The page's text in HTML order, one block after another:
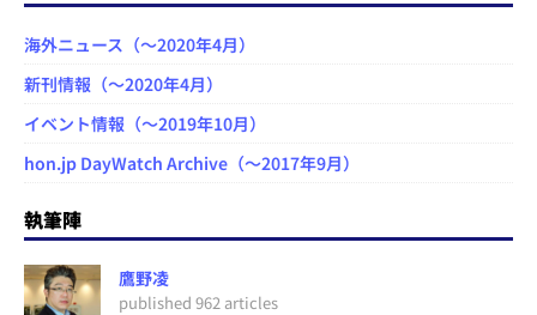
海外ニュース（～2020年4月）
新刊情報（～2020年4月）
イベント情報（～2019年10月）
hon.jp DayWatch Archive（～2017年9月）
執筆陣
鷹野凌
published 962 articles